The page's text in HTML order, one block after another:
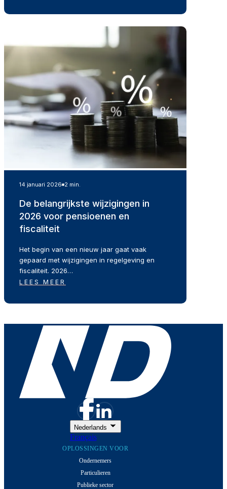
14 januari 2026 2 min.
De belangrijkste wijzigingen in
2026 voor pensioenen en
fiscaliteit
Het begin van een nieuw jaar gaat vaak
gepaard met wijzigingen in regelgeving en
fiscaliteit. 2026…
LEES MEER
Nederlands
Français
OPLOSSINGEN VOOR
Ondernemers
Particulieren
Publieke sector